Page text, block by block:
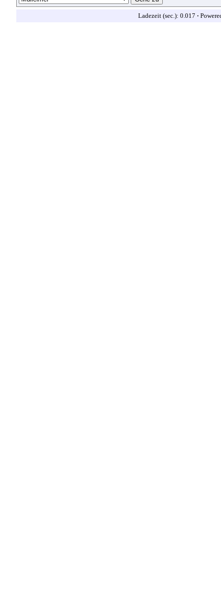
Ladezeit (sec.): 0.017 ·